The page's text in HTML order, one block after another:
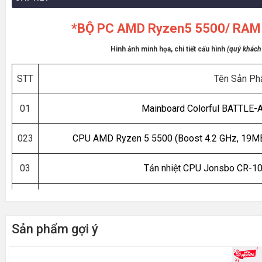
*BỘ PC AMD Ryzen5 5500/
Hình ảnh minh họa, chi tiết cấu hình (quý
STT Tên Sản
01 Mainboard Colorful BATTLE-
023 CPU AMD Ryzen 5 5500 (Boost 4.2 GHz,
03 Tản nhiệt CPU Jonsbo CR-
05
VGA ASUS DUAL RTX
Sản phẩm gợi ý